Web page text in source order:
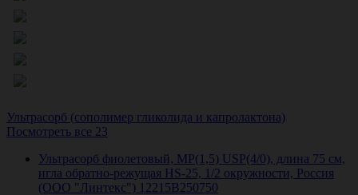
Ультрасорб (сополимер гликолида и капролактона)
Посмотреть все 23
Ультрасорб фиолетовый, МР(1,5) USP(4/0), длина 75 см,
игла обратно-режущая HS-25, 1/2 окружности, Россия
(ООО "Линтекс") 12215B250750